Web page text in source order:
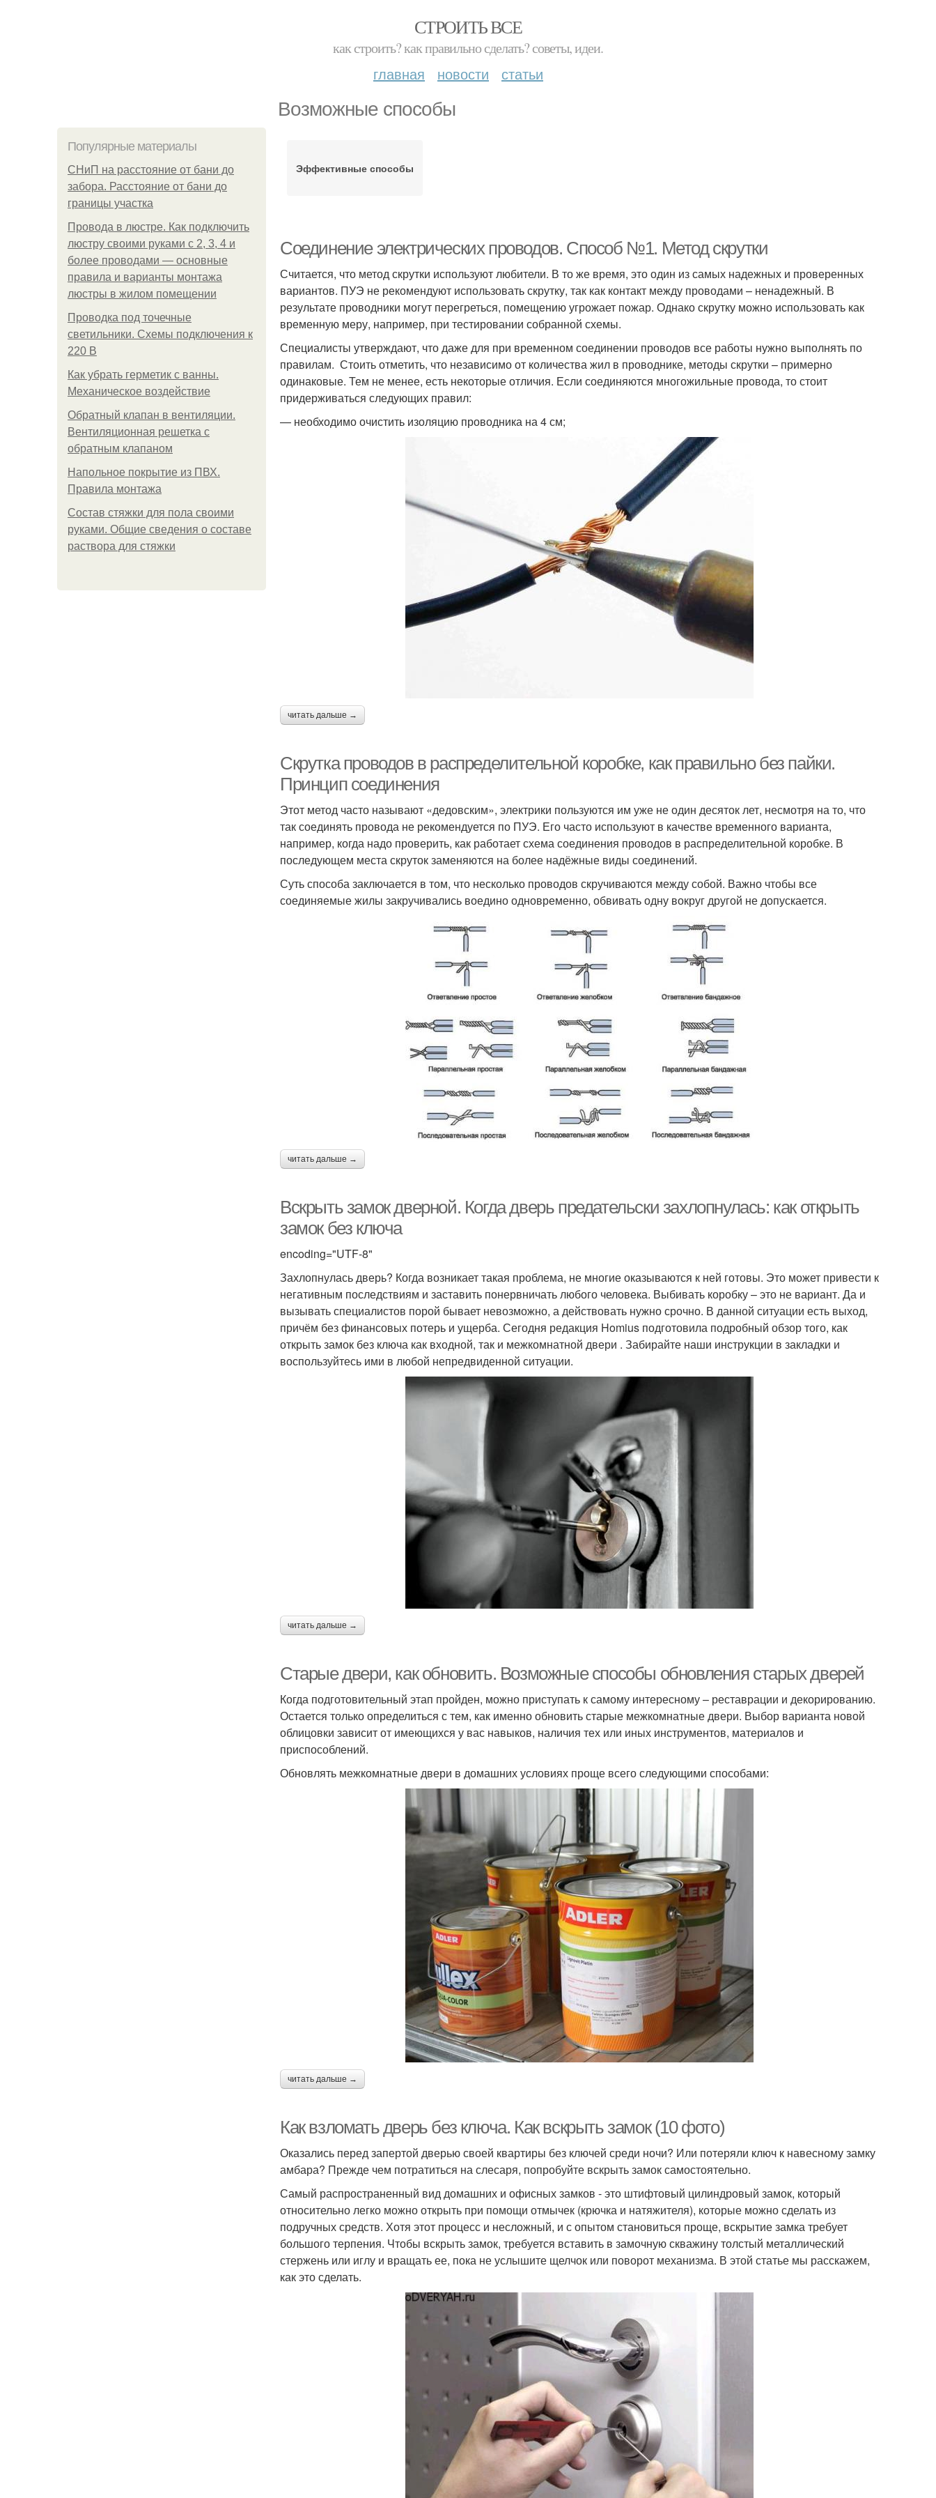
СТРОИТЬ ВСЕ
как строить? как правильно сделать? советы, идеи.
главная новости статьи
Возможные способы
Популярные материалы
СНиП на расстояние от бани до
забора. Расстояние от бани до
границы участка
Провода в люстре. Как подключить
люстру своими руками с 2, 3, 4 и
более проводами — основные
правила и варианты монтажа
люстры в жилом помещении
Проводка под точечные
светильники. Схемы подключения к
220 В
Как убрать герметик с ванны.
Механическое воздействие
Обратный клапан в вентиляции.
Вентиляционная решетка с
обратным клапаном
Напольное покрытие из ПВХ.
Правила монтажа
Состав стяжки для пола своими
руками. Общие сведения о составе
раствора для стяжки
Эффективные способы
Соединение электрических проводов. Способ №1. Метод скрутки
Считается, что метод скрутки используют любители. В то же время, это один из самых надежных и проверенных
вариантов. ПУЭ не рекомендуют использовать скрутку, так как контакт между проводами – ненадежный. В
результате проводники могут перегреться, помещению угрожает пожар. Однако скрутку можно использовать как
временную меру, например, при тестировании собранной схемы.
Специалисты утверждают, что даже для при временном соединении проводов все работы нужно выполнять по
правилам. Стоить отметить, что независимо от количества жил в проводнике, методы скрутки – примерно
одинаковые. Тем не менее, есть некоторые отличия. Если соединяются многожильные провода, то стоит
придерживаться следующих правил:
— необходимо очистить изоляцию проводника на 4 см;
читать дальше →
Скрутка проводов в распределительной коробке, как правильно без пайки.
Принцип соединения
Этот метод часто называют «дедовским», электрики пользуются им уже не один десяток лет, несмотря на то, что
так соединять провода не рекомендуется по ПУЭ. Его часто используют в качестве временного варианта,
например, когда надо проверить, как работает схема соединения проводов в распределительной коробке. В
последующем места скруток заменяются на более надёжные виды соединений.
Суть способа заключается в том, что несколько проводов скручиваются между собой. Важно чтобы все
соединяемые жилы закручивались воедино одновременно, обвивать одну вокруг другой не допускается.
читать дальше →
Вскрыть замок дверной. Когда дверь предательски захлопнулась: как открыть
замок без ключа
encoding="UTF-8"
Захлопнулась дверь? Когда возникает такая проблема, не многие оказываются к ней готовы. Это может привести к
негативным последствиям и заставить понервничать любого человека. Выбивать коробку – это не вариант. Да и
вызывать специалистов порой бывает невозможно, а действовать нужно срочно. В данной ситуации есть выход,
причём без финансовых потерь и ущерба. Сегодня редакция Homius подготовила подробный обзор того, как
открыть замок без ключа как входной, так и межкомнатной двери . Забирайте наши инструкции в закладки и
воспользуйтесь ими в любой непредвиденной ситуации.
читать дальше →
Старые двери, как обновить. Возможные способы обновления старых дверей
Когда подготовительный этап пройден, можно приступать к самому интересному – реставрации и декорированию.
Остается только определиться с тем, как именно обновить старые межкомнатные двери. Выбор варианта новой
облицовки зависит от имеющихся у вас навыков, наличия тех или иных инструментов, материалов и
приспособлений.
Обновлять межкомнатные двери в домашних условиях проще всего следующими способами:
читать дальше →
Как взломать дверь без ключа. Как вскрыть замок (10 фото)
Оказались перед запертой дверью своей квартиры без ключей среди ночи? Или потеряли ключ к навесному замку
амбара? Прежде чем потратиться на слесаря, попробуйте вскрыть замок самостоятельно.
Самый распространенный вид домашних и офисных замков - это штифтовый цилиндровый замок, который
относительно легко можно открыть при помощи отмычек (крючка и натяжителя), которые можно сделать из
подручных средств. Хотя этот процесс и несложный, и с опытом становиться проще, вскрытие замка требует
большого терпения. Чтобы вскрыть замок, требуется вставить в замочную скважину толстый металлический
стержень или иглу и вращать ее, пока не услышите щелчок или поворот механизма. В этой статье мы расскажем,
как это сделать.